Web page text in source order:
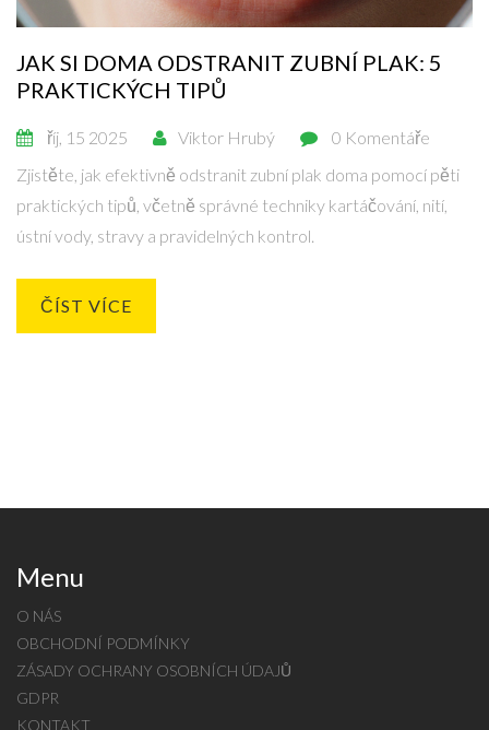
JAK SI DOMA ODSTRANIT ZUBNÍ PLAK: 5
PRAKTICKÝCH TIPŮ
říj, 15 2025 Viktor Hrubý
0 Komentáře
Zjistěte, jak efektivně odstranit zubní plak doma pomocí pěti
praktických tipů, včetně správné techniky kartáčování, nití,
ústní vody, stravy a pravidelných kontrol.
ČÍST VÍCE
Menu
O NÁS
OBCHODNÍ PODMÍNKY
ZÁSADY OCHRANY OSOBNÍCH ÚDAJŮ
GDPR
KONTAKT